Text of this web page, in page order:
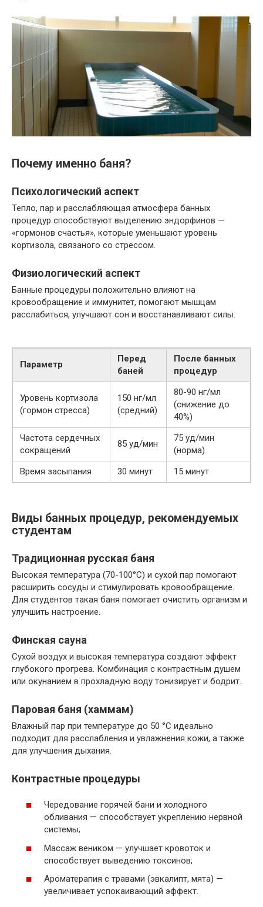
Почему именно баня?
Психологический аспект
Тепло, пар и расслабляющая атмосфера банных
процедур способствуют выделению эндорфинов —
«гормонов счастья», которые уменьшают уровень
кортизола, связаного со стрессом.
Физиологический аспект
Банные процедуры положительно влияют на
кровообращение и иммунитет, помогают мышцам
расслабиться, улучшают сон и восстанавливают силы.
Параметр
Перед
баней
После банных
процедур
Уровень кортизола
(гормон стресса)
150 нг/мл
(средний)
80-90 нг/мл
(снижение до
40%)
Частота сердечных
сокращений
85 уд/мин
75 уд/мин
(норма)
Время засыпания
30 минут 15 минут
Виды банных процедур, рекомендуемых
студентам
Традиционная русская баня
Высокая температура (70-100°С) и сухой пар помогают
расширить сосуды и стимулировать кровообращение.
Для студентов такая баня помогает очистить организм и
улучшить настроение.
Финская сауна
Сухой воздух и высокая температура создают эффект
глубокого прогрева. Комбинация с контрастным душем
или окунанием в прохладную воду тонизирует и бодрит.
Паровая баня (хаммам)
Влажный пар при температуре до 50 °С идеально
подходит для расслабления и увлажнения кожи, а также
для улучшения дыхания.
Контрастные процедуры
Чередование горячей бани и холодного
обливания — способствует укреплению нервной
системы;
Массаж веником — улучшает кровоток и
способствует выведению токсинов;
Ароматерапия с травами (эвкалипт, мята) —
увеличивает успокаивающий эффект.